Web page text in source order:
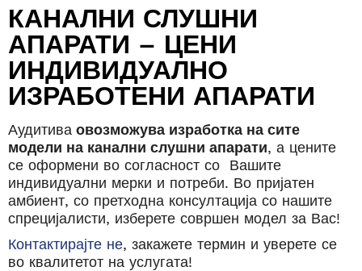
КАНАЛНИ СЛУШНИ
АПАРАТИ – ЦЕНИ
ИНДИВИДУАЛНО
ИЗРАБОТЕНИ АПАРАТИ
Аудитива овозможува изработка на сите
модели на канални слушни апарати, а цените
се оформени во согласност со Вашите
индивидуални мерки и потреби. Во пријатен
амбиент, со претходна консултација со нашите
спрецијалисти, изберете совршен модел за Вас!
Контактирајте не, закажете термин и уверете се
во квалитетот на услугата!